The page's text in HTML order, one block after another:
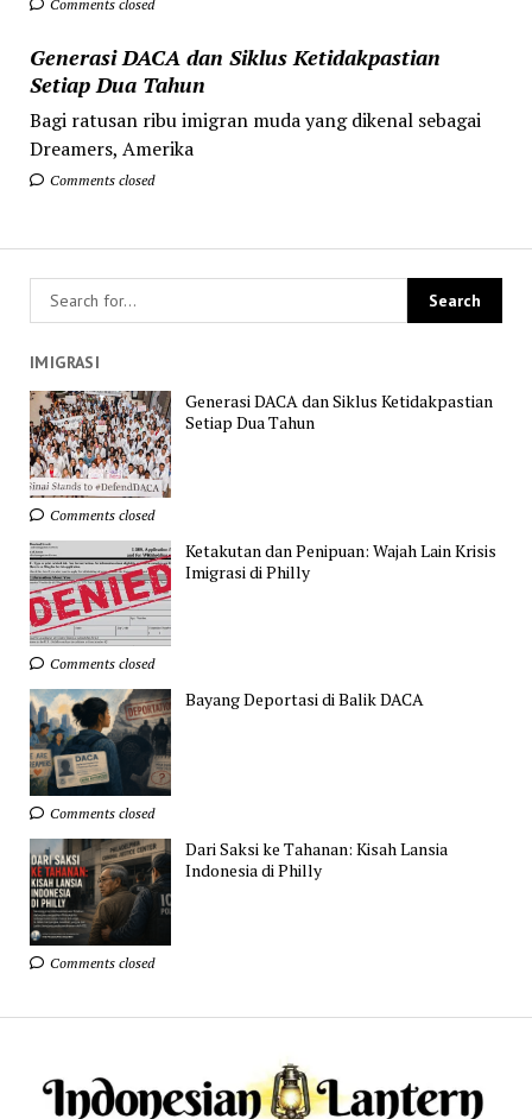
Comments closed
Generasi DACA dan Siklus Ketidakpastian
Setiap Dua Tahun
Bagi ratusan ribu imigran muda yang dikenal sebagai
Dreamers, Amerika
Comments closed
IMIGRASI
Generasi DACA dan Siklus Ketidakpastian
Setiap Dua Tahun
Comments closed
Ketakutan dan Penipuan: Wajah Lain Krisis
Imigrasi di Philly
Comments closed
Bayang Deportasi di Balik DACA
Comments closed
Dari Saksi ke Tahanan: Kisah Lansia
Indonesia di Philly
Comments closed